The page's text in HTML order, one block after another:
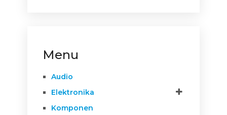
Menu
Audio
Elektronika
Komponen